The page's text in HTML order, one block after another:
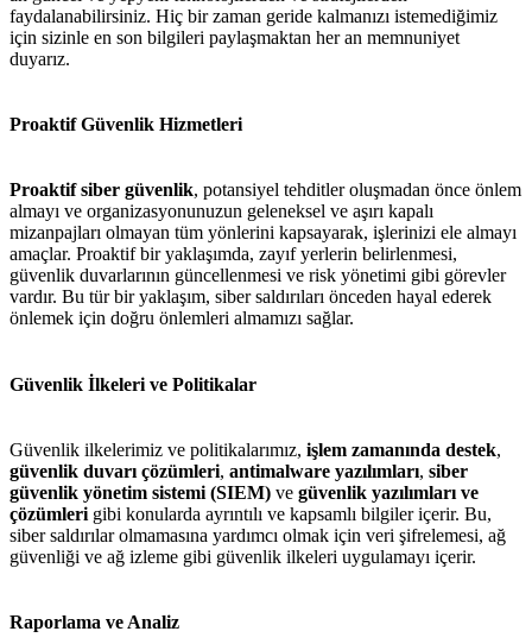
İletişim English
faydalanabilirsiniz. Hiç bir zaman geride kalmanızı istemediğimiz
için sizinle en son bilgileri paylaşmaktan her an memnuniyet
duyarız.
Proaktif Güvenlik Hizmetleri
Proaktif siber güvenlik, potansiyel tehditler oluşmadan önce önlem
almayı ve organizasyonunuzun geleneksel ve aşırı kapalı
mizanpajları olmayan tüm yönlerini kapsayarak, işlerinizi ele almayı
amaçlar. Proaktif bir yaklaşımda, zayıf yerlerin belirlenmesi,
güvenlik duvarlarının güncellenmesi ve risk yönetimi gibi görevler
vardır. Bu tür bir yaklaşım, siber saldırıları önceden hayal ederek
önlemek için doğru önlemleri almamızı sağlar.
Güvenlik İlkeleri ve Politikalar
Güvenlik ilkelerimiz ve politikalarımız, işlem zamanında destek,
güvenlik duvarı çözümleri, antimalware yazılımları, siber
güvenlik yönetim sistemi (SIEM) ve güvenlik yazılımları ve
çözümleri gibi konularda ayrıntılı ve kapsamlı bilgiler içerir. Bu,
siber saldırılar olmamasına yardımcı olmak için veri şifrelemesi, ağ
güvenliği ve ağ izleme gibi güvenlik ilkeleri uygulamayı içerir.
Raporlama ve Analiz